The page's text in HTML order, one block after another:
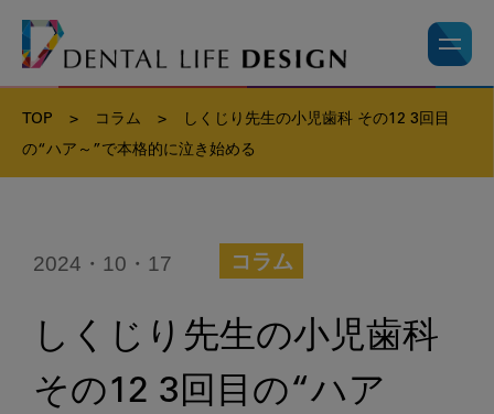
TOP > コラム >
しくじり先生の小児歯科 その12 3回目
の“ハア～”で本格的に泣き始める
2024・10・17 コラム
しくじり先生の小児歯科
その12 3回目の“ハア